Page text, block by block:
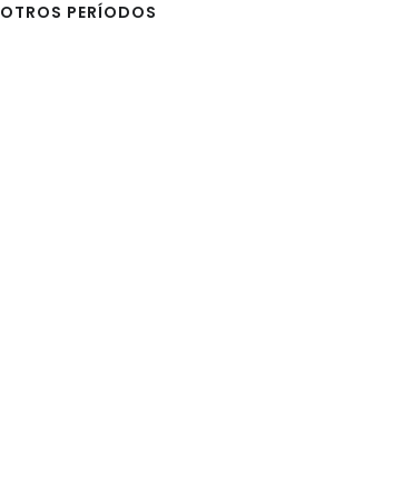
OTROS PERÍODOS